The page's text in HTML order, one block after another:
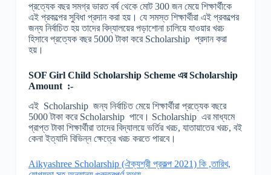
প্রত্যেক বছর সমগ্র ভারত বর্ষ থেকে মোট 300 জন মেয়ে শিক্ষার্থীকে
এই প্রকল্পের সুবিধা প্রদান করা হয়। যে সমস্ত শিক্ষার্থীরা এই প্রকল্পের
জন্য নির্বাচিত হয় তাদের বিদ্যালয়ের পড়াশোনা চালিয়ে যাওয়ার খরচ
হিসাবে প্রত্যেক বছর 5000 টাকা করে Scholarship প্রদান করা
হয়।
SOF Girl Child Scholarship Scheme এর Scholarship
Amount :-
এই Scholarship জন্য নির্বাচিত মেয়ে শিক্ষার্থীরা প্রত্যেক বছরে
5000 টাকা করে Scholarship পাবে। Scholarship এর মাধ্যমে
প্রাপ্ত টাকা শিক্ষার্থীরা তাদের বিদ্যালয়ে ভর্তির খরচ, যাতায়াতের খরচ, বই
কেনা ইত্যাদি বিভিন্ন ক্ষেত্রে খরচ করতে পারবে।
Aikyashree Scholarship (ঐক্যশ্রী প্রকল্প 2021) কি ,তারিখ,